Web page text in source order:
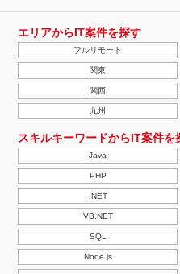
エリアからIT案件を探す
フルリモート
関東
関西
九州
スキルキーワードからIT案件を
Java
PHP
.NET
VB.NET
SQL
Node.js